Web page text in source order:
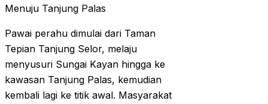
Menuju Tanjung Palas
Pawai perahu dimulai dari Taman
Tepian Tanjung Selor, melaju
menyusuri Sungai Kayan hingga ke
kawasan Tanjung Palas, kemudian
kembali lagi ke titik awal. Masyarakat